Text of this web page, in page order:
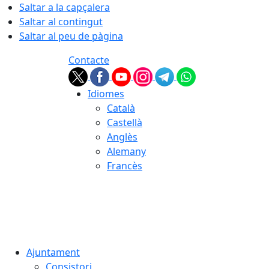
Saltar a la capçalera
Saltar al contingut
Saltar al peu de pàgina
Contacte
Idiomes
Català
Castellà
Anglès
Alemany
Francès
Ajuntament